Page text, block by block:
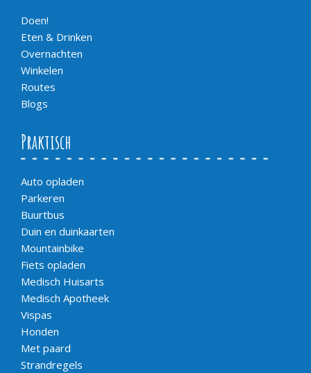
Doen!
Eten & Drinken
Overnachten
Winkelen
Routes
Blogs
Praktisch
Auto opladen
Parkeren
Buurtbus
Duin en duinkaarten
Mountainbike
Fiets opladen
Medisch Huisarts
Medisch Apotheek
Vispas
Honden
Met paard
Strandregels